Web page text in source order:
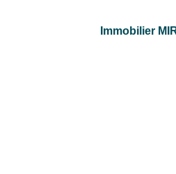
Immobilier